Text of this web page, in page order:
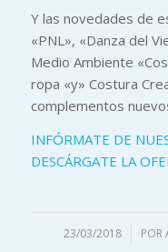
Y las novedades de
«PNL», «Danza del
Medio Ambiente
ropa «y» Costura
complementos
INFÓRMATE DE
DESCÁRGATE LA
23/03/2018
/ POR